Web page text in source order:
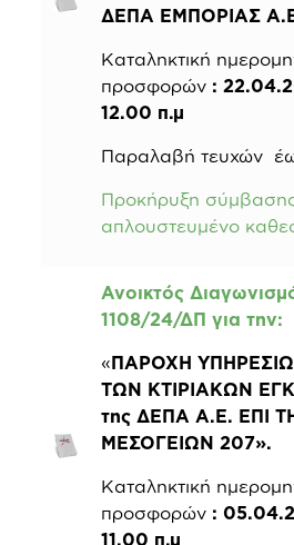
ΔΕΠΑ ΕΜΠΟΡΙΑΣ
Καταληκτική
προσφορών :
12.00 π.μ
Παραλαβή τευχών
Προκήρυξη
απλουστευμένο
Ανοικτός
1108/24/ΔΠ για την:
«ΠΑΡΟΧΗ
ΤΩΝ ΚΤΙΡΙΑΚΩΝ
της ΔΕΠΑ Α.Ε. ΕΠΙ
ΜΕΣΟΓΕΙΩΝ 207».
Καταληκτική
προσφορών :
11.00 π.μ